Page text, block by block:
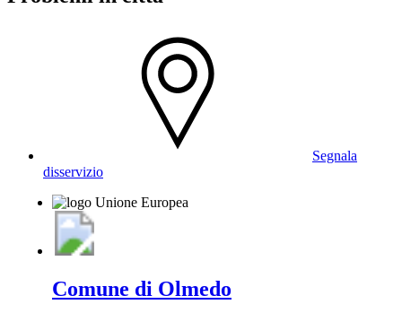
Segnala
disservizio
Comune di Olmedo